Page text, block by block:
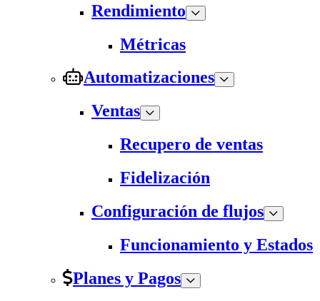
Rendimiento
Métricas
Automatizaciones
Ventas
Recupero de ventas
Fidelización
Configuración de flujos
Funcionamiento y Estados
Planes y Pagos